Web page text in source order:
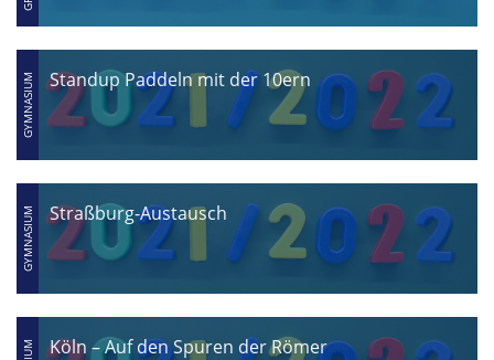
Standup Paddeln mit der 10ern
Straßburg-Austausch
Köln – Auf den Spuren der Römer